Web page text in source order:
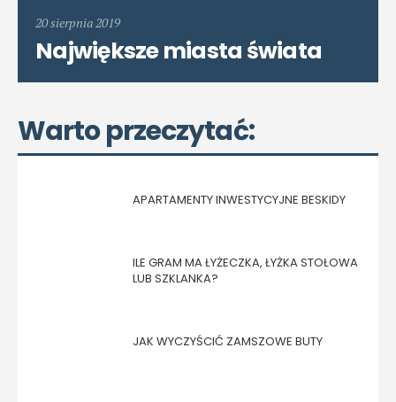
20 sierpnia 2019
Największe miasta świata
Warto przeczytać:
APARTAMENTY INWESTYCYJNE BESKIDY
ILE GRAM MA ŁYŻECZKA, ŁYŻKA STOŁOWA
LUB SZKLANKA?
JAK WYCZYŚCIĆ ZAMSZOWE BUTY